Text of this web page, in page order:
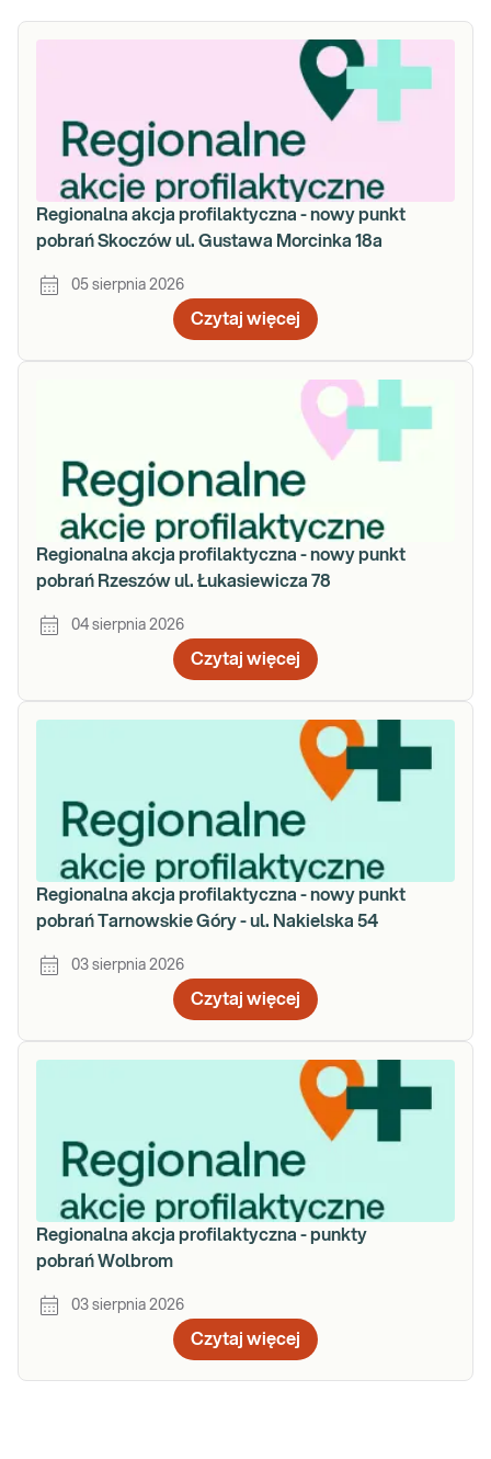
Regionalna akcja profilaktyczna - nowy punkt
pobrań Skoczów ul. Gustawa Morcinka 18a
05 sierpnia 2026
Czytaj więcej
Regionalna akcja profilaktyczna - nowy punkt
pobrań Rzeszów ul. Łukasiewicza 78
04 sierpnia 2026
Czytaj więcej
Regionalna akcja profilaktyczna - nowy punkt
pobrań Tarnowskie Góry - ul. Nakielska 54
03 sierpnia 2026
Czytaj więcej
Regionalna akcja profilaktyczna - punkty
pobrań Wolbrom
03 sierpnia 2026
Czytaj więcej